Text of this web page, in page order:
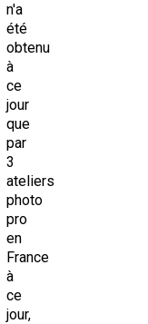
n'a
été
obtenu
à
ce
jour
que
par
3
ateliers
photo
pro
en
France
à
ce
jour,